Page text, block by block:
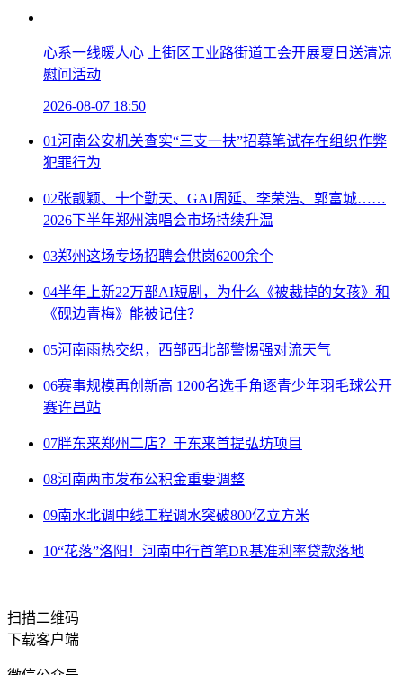
心系一线暖人心 上街区工业路街道工会开展夏日送清凉
慰问活动
2026-08-07 18:50
01河南公安机关查实“三支一扶”招募笔试存在组织作弊
犯罪行为
02张靓颖、十个勤天、GAI周延、李荣浩、郭富城……
2026下半年郑州演唱会市场持续升温
03郑州这场专场招聘会供岗6200余个
04半年上新22万部AI短剧，为什么《被裁掉的女孩》和
《砚边青梅》能被记住？
05河南雨热交织，西部西北部警惕强对流天气
06赛事规模再创新高 1200名选手角逐青少年羽毛球公开
赛许昌站
07胖东来郑州二店？于东来首提弘坊项目
08河南两市发布公积金重要调整
09南水北调中线工程调水突破800亿立方米
10“花落”洛阳！河南中行首笔DR基准利率贷款落地
扫描二维码
下载客户端